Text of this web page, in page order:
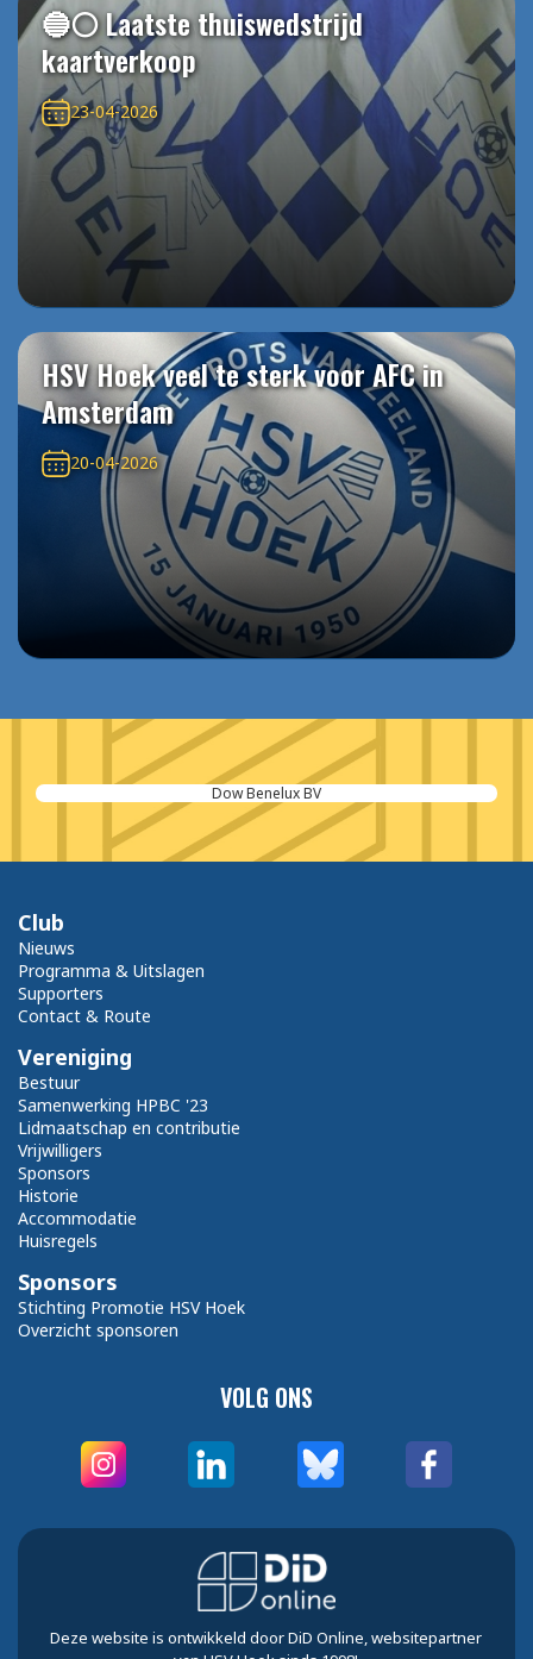
🔵⚪️ Laatste thuiswedstrijd
kaartverkoop
23-04-2026
HSV Hoek veel te sterk voor AFC in
Amsterdam
20-04-2026
Dow Benelux BV
VOLG ONS
Club
Nieuws
Programma & Uitslagen
Supporters
Contact & Route
Vereniging
Bestuur
Samenwerking HPBC '23
Lidmaatschap en contributie
Vrijwilligers
Sponsors
Historie
Accommodatie
Huisregels
Sponsors
Stichting Promotie HSV Hoek
Overzicht sponsoren
Deze website is ontwikkeld door DiD Online, websitepartner